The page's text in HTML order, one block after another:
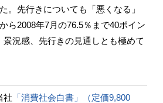
。先行きについても「悪くなる」
ら2008年7月の76.5％まで40ポイン
景況感、先行きの見通しとも極めて
社 「消費社会白書」（定価9,800